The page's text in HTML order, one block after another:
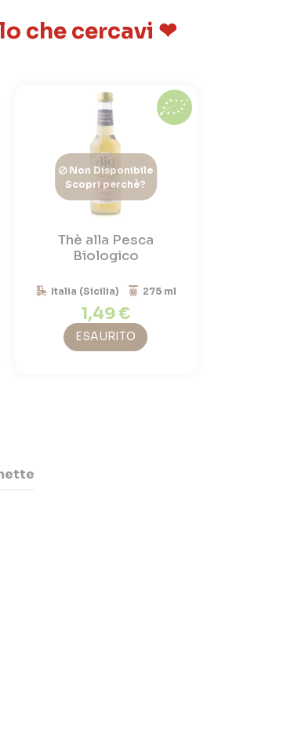
che cercavi ❤
Non Disponibile
Scopri perchè?
Thè alla Pesca
Biologico
Italia (Sicilia) 275 ml
1,49 €
ESAURITO